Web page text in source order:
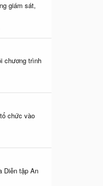
giám sát,
chương trình
chức vào
Diễn tập An